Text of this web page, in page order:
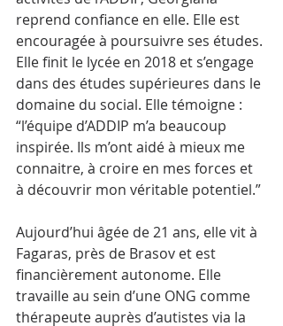
reprend confiance en elle. Elle est
encouragée à poursuivre ses études.
Elle finit le lycée en 2018 et s’engage
dans des études supérieures dans le
domaine du social. Elle témoigne :
“l’équipe d’ADDIP m’a beaucoup
inspirée. Ils m’ont aidé à mieux me
connaitre, à croire en mes forces et
à découvrir mon véritable potentiel.”
Aujourd’hui âgée de 21 ans, elle vit à
Fagaras, près de Brasov et est
financièrement autonome. Elle
travaille au sein d’une ONG comme
thérapeute auprès d’autistes via la